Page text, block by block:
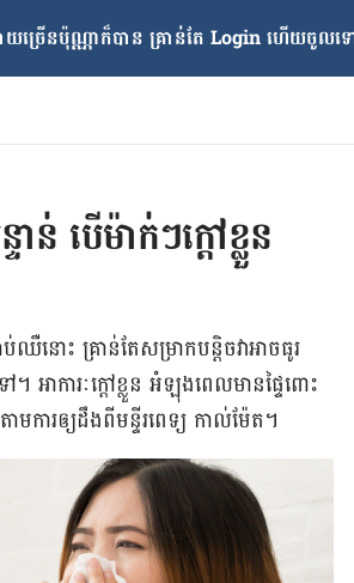
យ​ច្រើនប៉ុណ្ណាក៏បាន គ្រាន់តែ​ Login ហើយចូលទ
ាន់ បើម៉ាក់ៗក្ដៅខ្លួន
ឈឺ​នោះ គ្រាន់​តែ​សម្រាក​បន្តិច​វា​អាច​ធូរ​
អាការៈ​ក្ដៅ​ខ្លួន អំឡុង​ពេល​មាន​ផ្ទៃពោះ
ម​ការ​ឲ្យ​ដឹង​ពី​មន្ទីរពេទ្យ កាល់ម៉ែត។